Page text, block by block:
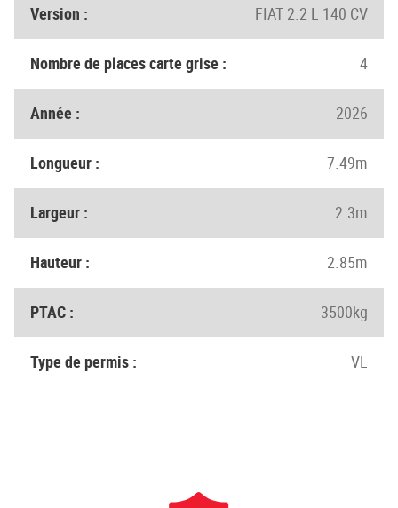
Version : FIAT 2.2 L 140 CV
Nombre de places carte grise : 4
Année : 2026
Longueur : 7.49m
Largeur : 2.3m
Hauteur : 2.85m
PTAC : 3500kg
Type de permis : VL